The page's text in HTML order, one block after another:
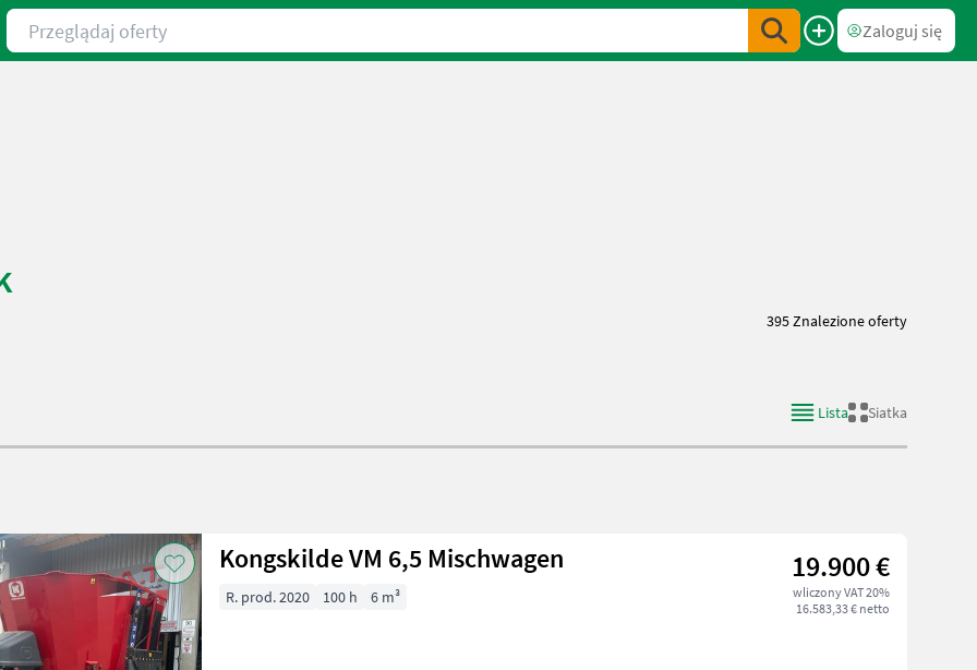
Przeglądaj oferty
Zaloguj się
395 Znalezione oferty
Lista Siatka
Kongskilde VM 6,5 Mischwagen 19.900 €
wliczony VAT 20%
16.583,33 € netto
R. prod. 2020 100 h 6 m³